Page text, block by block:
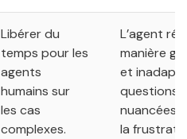
Libérer du
temps pour les
agents
humains sur
les cas
complexes.
L’agent
manière
et
questions
nuancées,
la